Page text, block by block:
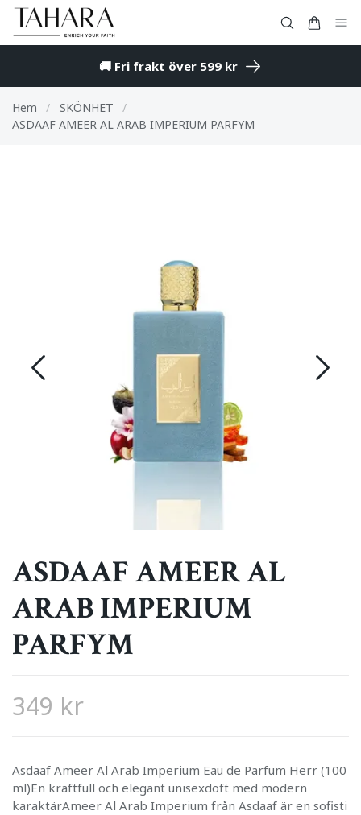
🚚 Fri frakt över 599 kr
Hem / SKÖNHET
/
ASDAAF AMEER AL ARAB IMPERIUM PARFYM
ASDAAF AMEER AL
ARAB IMPERIUM
PARFYM
349 kr
Asdaaf Ameer Al Arab Imperium Eau de Parfum Herr (100
ml)En kraftfull och elegant unisexdoft med modern
karaktärAmeer Al Arab Imperium från Asdaaf är en sofisti